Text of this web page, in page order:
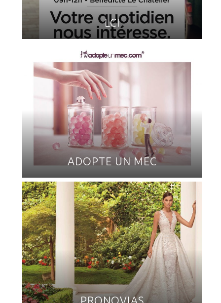
LCI
ADOPTE UN MEC
PRONOVIAS